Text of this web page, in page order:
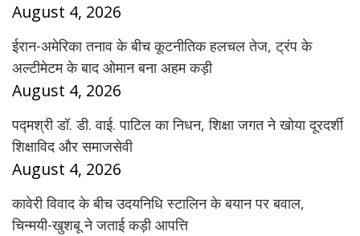
August 4, 2026
ईरान-अमेरिका तनाव के बीच कूटनीतिक हलचल तेज, ट्रंप के
अल्टीमेटम के बाद ओमान बना अहम कड़ी
August 4, 2026
पद्मश्री डॉ. डी. वाई. पाटिल का निधन, शिक्षा जगत ने खोया दूरदर्शी
शिक्षाविद और समाजसेवी
August 4, 2026
कावेरी विवाद के बीच उदयनिधि स्टालिन के बयान पर बवाल,
चिन्मयी-खुशबू ने जताई कड़ी आपत्ति